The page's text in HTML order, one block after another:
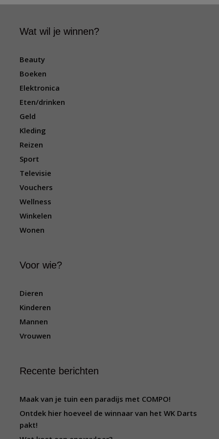
s
Wat wil je winnen?
Beauty
Boeken
Elektronica
Eten/drinken
Geld
Kleding
Reizen
Sport
Televisie
Vouchers
Wellness
Winkelen
Wonen
Voor wie?
Dieren
Kinderen
Mannen
Vrouwen
Recente berichten
Maak van je tuin een paradijs met COMPO!
Ontdek hier hoeveel de winnaar van het WK Darts
pakt!